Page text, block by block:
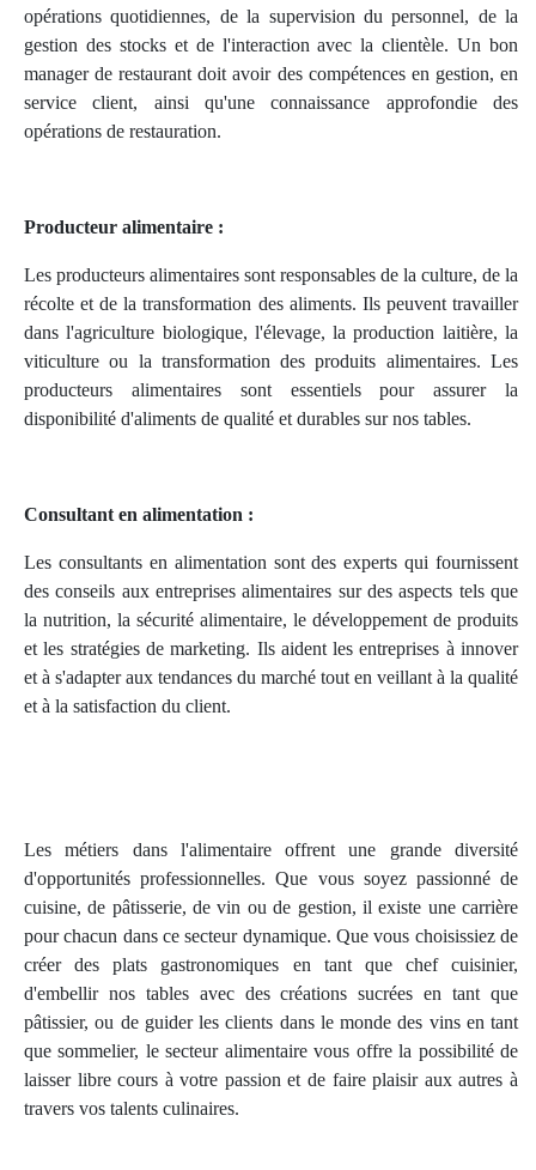
opérations quotidiennes, de la supervision du personnel, de la
gestion des stocks et de l'interaction avec la clientèle. Un bon
manager de restaurant doit avoir des compétences en gestion, en
service client, ainsi qu'une connaissance approfondie des
opérations de restauration.
Producteur alimentaire :
Les producteurs alimentaires sont responsables de la culture, de la
récolte et de la transformation des aliments. Ils peuvent travailler
dans l'agriculture biologique, l'élevage, la production laitière, la
viticulture ou la transformation des produits alimentaires. Les
producteurs alimentaires sont essentiels pour assurer la
disponibilité d'aliments de qualité et durables sur nos tables.
Consultant en alimentation :
Les consultants en alimentation sont des experts qui fournissent
des conseils aux entreprises alimentaires sur des aspects tels que
la nutrition, la sécurité alimentaire, le développement de produits
et les stratégies de marketing. Ils aident les entreprises à innover
et à s'adapter aux tendances du marché tout en veillant à la qualité
et à la satisfaction du client.
Les métiers dans l'alimentaire offrent une grande diversité
d'opportunités professionnelles. Que vous soyez passionné de
cuisine, de pâtisserie, de vin ou de gestion, il existe une carrière
pour chacun dans ce secteur dynamique. Que vous choisissiez de
créer des plats gastronomiques en tant que chef cuisinier,
d'embellir nos tables avec des créations sucrées en tant que
pâtissier, ou de guider les clients dans le monde des vins en tant
que sommelier, le secteur alimentaire vous offre la possibilité de
laisser libre cours à votre passion et de faire plaisir aux autres à
travers vos talents culinaires.